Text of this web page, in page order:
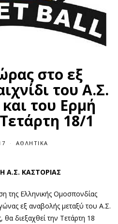
στο εξ
του Α.Σ.
του Ερμή
18/1
ΑΘΛΗΤΙΚΆ
Α.Σ. ΚΑΣΤΟΡΙΑΣ
της Ελληνικής Ομοσπονδίας
εξ αναβολής μεταξύ του Α.Σ.
θα διεξαχθεί την Τετάρτη 18